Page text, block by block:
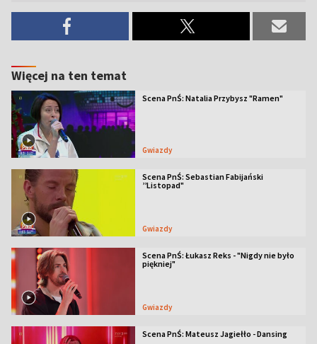
Więcej na ten temat
Scena PnŚ: Natalia Przybysz "Ramen"
Gwiazdy
Scena PnŚ: Sebastian Fabijański
’’Listopad"
Gwiazdy
Scena PnŚ: Łukasz Reks - "Nigdy nie było
piękniej"
Gwiazdy
Scena PnŚ: Mateusz Jagiełło - Dansing